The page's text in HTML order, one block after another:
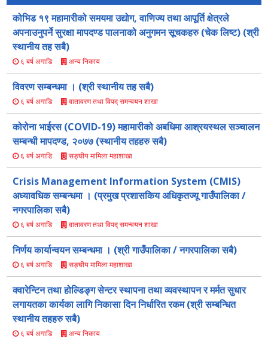
कोभिड १९ महामारीको समयमा उद्योग, वाणिज्य तथा आपूर्ति क्षेत्रले
अपनाउनुपर्ने सुरक्षा मापदण्ड पालनाको अनुगमन सूचकहरु (चेक लिष्ट) (श्री
स्थानीय तह सबै)
६ बर्ष अगाडि अन्य निकाय
विवरण सम्बन्धमा । (श्री स्थानीय तह सबै)
६ बर्ष अगाडि वातावरण तथा विपद् समन्वयन शाखा
कोरोना भाईरस (COVID-19) महामारीको अबधिमा आश्रयस्थल सञ्चालन
सम्बन्धी मापदण्ड, २०७७ (स्थानीय तहहरु सबै)
६ बर्ष अगाडि सङ्घीय मामिला महाशाखा
Crisis Management Information System (CMIS)
अध्यावधिक सम्बन्धमा । (प्रमुख प्रशासकिय अधिकृतज्यू गाउँपालिका /
नगरपालिका सबै)
६ बर्ष अगाडि वातावरण तथा विपद् समन्वयन शाखा
निर्णय कार्यान्वयन सम्बन्धमा । (श्री गाउँपालिका / नगरपालिका सबै)
६ बर्ष अगाडि सङ्घीय मामिला महाशाखा
क्वारेन्टिन तथा होल्डिङ्ग सेन्टर स्थापना तथा व्यवस्थापन र मर्मत सुधार
लगायतका कार्यका लागि निकासा दिन निर्धारित रकम (श्री सम्बन्धित
स्थानीय तहहरु सबै)
६ बर्ष अगाडि अन्य निकाय